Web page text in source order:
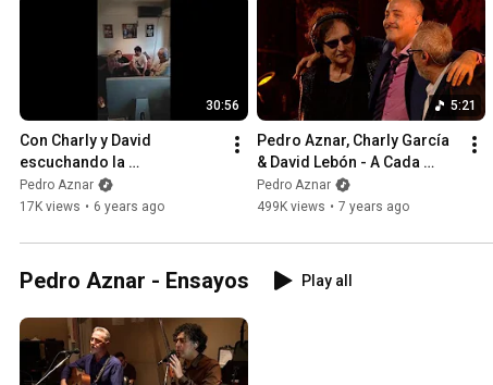
30:56
Con Charly y David
escuchando la
remasterizacion de “La
Grasa de las Capitales”
Pedro Aznar
17K views • 6 years ago
5:21
Pedro Aznar, Charly García
& David Lebón - A Cada
Hombre a Cada Mujer (Vivo
Teatro Colón)
Pedro Aznar
499K views • 7 years ago
Pedro Aznar - Ensayos Play all